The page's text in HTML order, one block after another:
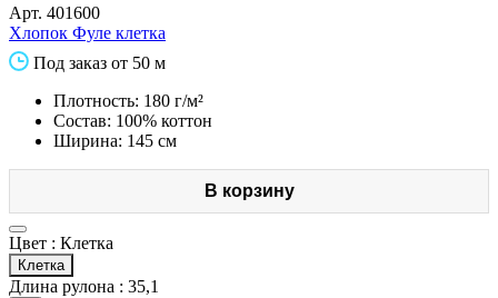
Арт. 401600
Хлопок Фуле клетка
Под заказ от 50 м
Плотность: 180 г/м²
Состав: 100% коттон
Ширина: 145 см
В корзину
Цвет : Клетка
Клетка
Длина рулона : 35,1